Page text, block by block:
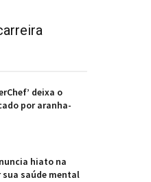
deixa o
por aranha-
hiato na
saúde mental